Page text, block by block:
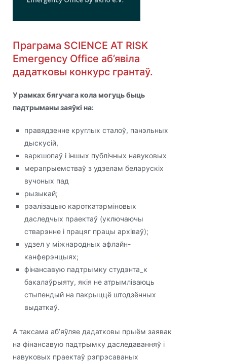
Праграма SCIENCE AT RISK
Emergency Office аб’явіла
дадатковы конкурс грантаў.
У рамках бягучага кола могуць быць
падтрыманы заяўкі на:
правядзенне круглых сталоў, панэльных
дыскусій,
варкшопаў і іншых публічных навуковых
мерапрыемстваў з удзелам беларускіх
вучоных пад
рызыкай;
рэалізацыю кароткатэрміновых
даследчых праектаў (уключаючы
стварэнне і працяг працы архіваў);
удзел у міжнародных афлайн-
канферэнцыях;
фінансавую падтрымку студэнта_к
бакалаўрыяту, якія не атрымліваюць
стыпендый на пакрыццё штодзённых
выдаткаў.
А таксама аб’яўляе дадатковы прыём заявак
на фінансавую падтрымку даследаванняў і
навуковых праектаў рэпрэсаваных